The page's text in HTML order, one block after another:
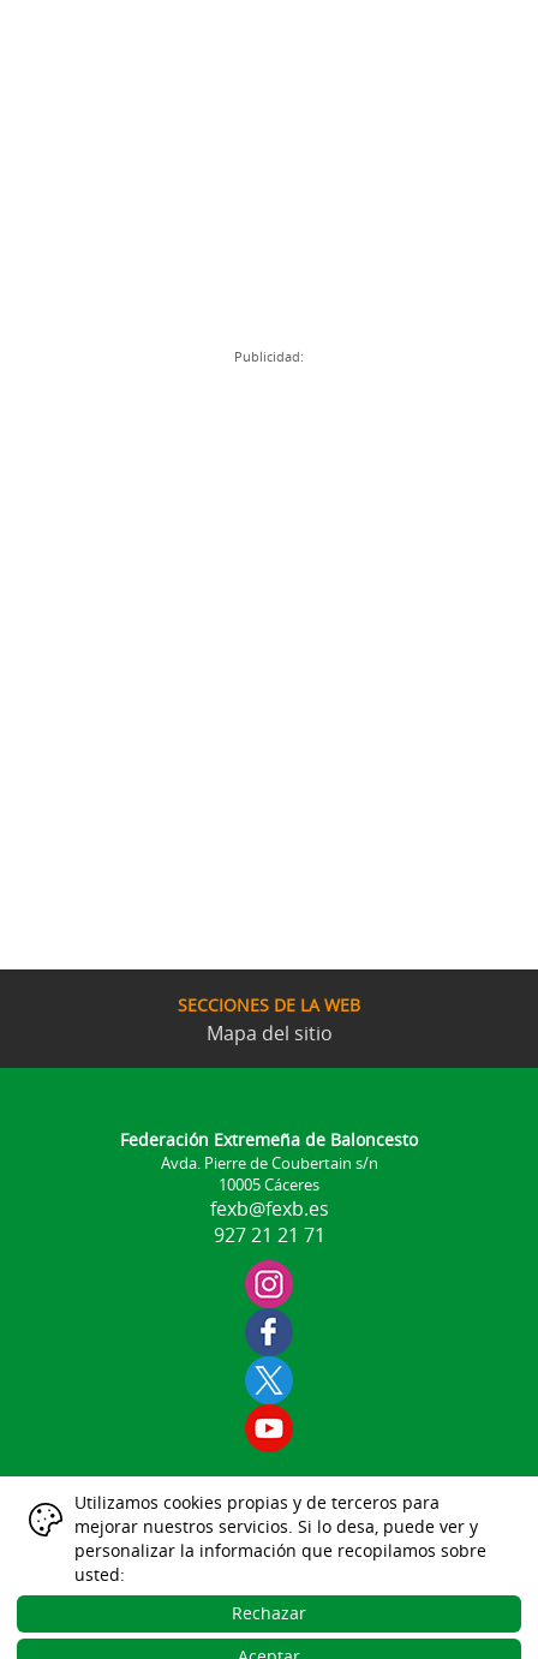
Publicidad:
SECCIONES DE LA WEB
Mapa del sitio
Federación Extremeña de Baloncesto
Avda. Pierre de Coubertain s/n
10005 Cáceres
fexb@fexb.es
927 21 21 71
Aviso Legal
|
Datos Identificativos
||
Política de Cookies
|
Gestión de las Cookies
|
Utilizamos cookies propias y de terceros para
mejorar nuestros servicios. Si lo desa, puede ver y
personalizar la información que recopilamos sobre
usted:
Rechazar